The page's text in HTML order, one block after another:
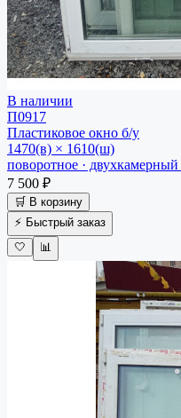
В наличии
П0917
Пластиковое окно б/у
1470(в) × 1610(ш)
поворотное ·
7 500 ₽
🛒 В корзину
⚡ Быстрый заказ
🤍
📊